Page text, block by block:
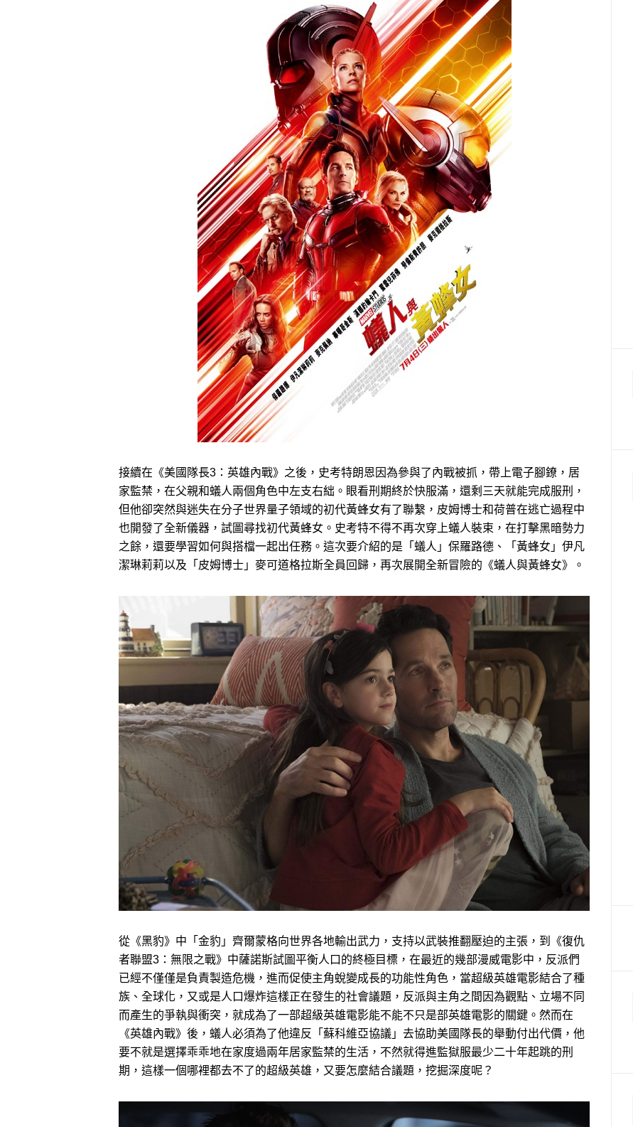
接續在《美國隊長3：英雄內戰》之後，史考特朗恩因為參與了內戰被抓，帶上電子腳鐐，居
家監禁，在父親和蟻人兩個角色中左支右絀。眼看刑期終於快服滿，還剩三天就能完成服刑，
但他卻突然與迷失在分子世界量子領域的初代黃蜂女有了聯繫，皮姆博士和荷普在逃亡過程中
也開發了全新儀器，試圖尋找初代黃蜂女。史考特不得不再次穿上蟻人裝束，在打擊黑暗勢力
之餘，還要學習如何與搭檔一起出任務。這次要介紹的是「蟻人」保羅路德、「黃蜂女」伊凡
潔琳莉莉以及「皮姆博士」麥可道格拉斯全員回歸，再次展開全新冒險的《蟻人與黃蜂女》。
從《黑豹》中「金豹」齊爾蒙格向世界各地輸出武力，支持以武裝推翻壓迫的主張，到《復仇
者聯盟3：無限之戰》中薩諾斯試圖平衡人口的終極目標，在最近的幾部漫威電影中，反派們
已經不僅僅是負責製造危機，進而促使主角蛻變成長的功能性角色，當超級英雄電影結合了種
族、全球化，又或是人口爆炸這樣正在發生的社會議題，反派與主角之間因為觀點、立場不同
而產生的爭執與衝突，就成為了一部超級英雄電影能不能不只是部英雄電影的關鍵。然而在
《英雄內戰》後，蟻人必須為了他違反「蘇科維亞協議」去協助美國隊長的舉動付出代價，他
要不就是選擇乖乖地在家度過兩年居家監禁的生活，不然就得進監獄服最少二十年起跳的刑
期，這樣一個哪裡都去不了的超級英雄，又要怎麼結合議題，挖掘深度呢？